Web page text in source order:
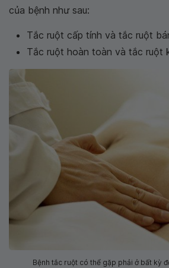
của bệnh như sau:
Tắc ruột cấp tính và tắc ruột
Tắc ruột hoàn toàn và tắc ruột
Bệnh tắc ruột có thể gặp phải ở bất kỳ